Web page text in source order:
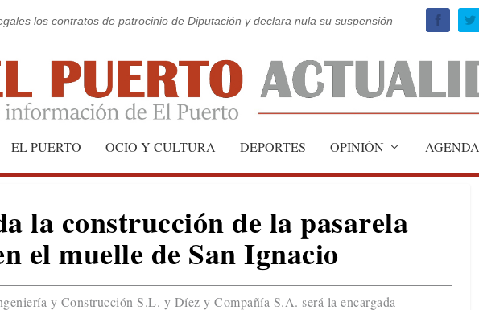
los contratos de patrocinio de Diputación y declara nula su suspensión
EL PUERTO OCIO Y CULTURA DEPORTES OPINIÓN AGENDA
la construcción de la pasarela
el muelle de San Ignacio
y Construcción S.L. y Díez y Compañía S.A. será la encargada